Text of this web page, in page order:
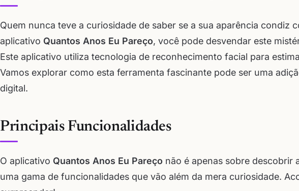
Quem nunca teve a curiosidade de saber se a sua aparência condiz
aplicativo Quantos Anos Eu Pareço, você pode desvendar este
Este aplicativo utiliza tecnologia de reconhecimento facial para
Vamos explorar como esta ferramenta fascinante pode ser uma
digital.
Principais Funcionalidades
O aplicativo Quantos Anos Eu Pareço não é apenas sobre descobrir
uma gama de funcionalidades que vão além da mera curiosidade.